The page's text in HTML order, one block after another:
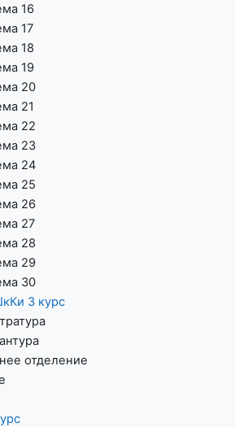
16
17
18
19
20
21
22
23
24
25
26
27
28
29
30
3 курс
отделение